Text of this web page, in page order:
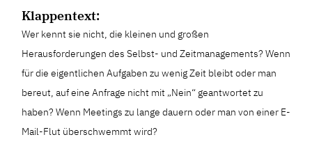
Klappentext:
Wer kennt sie nicht, die kleinen und großen
Herausforderungen des Selbst- und Zeitmanagements? Wenn
für die eigentlichen Aufgaben zu wenig Zeit bleibt oder man
bereut, auf eine Anfrage nicht mit „Nein“ geantwortet zu
haben? Wenn Meetings zu lange dauern oder man von einer E-
Mail-Flut überschwemmt wird?